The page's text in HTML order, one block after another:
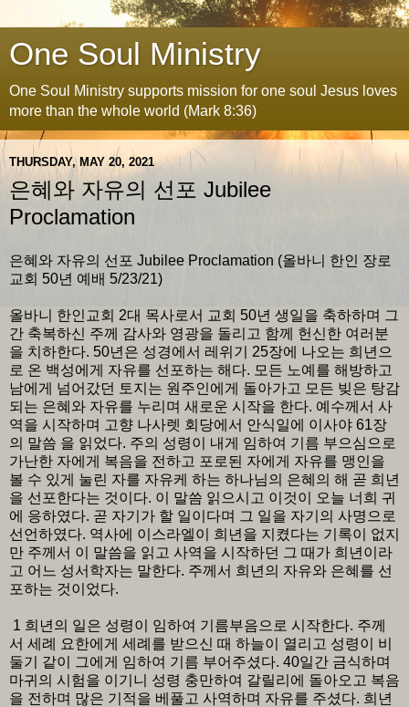
One Soul Ministry
One Soul Ministry supports mission for one soul Jesus loves
more than the whole world (Mark 8:36)
THURSDAY, MAY 20, 2021
은혜와 자유의 선포 Jubilee
Proclamation
은혜와 자유의 선포 Jubilee Proclamation (올바니 한인 장로
교회 50년 예배 5/23/21)
올바니 한인교회 2대 목사로서 교회 50년 생일을 축하하며 그
간 축복하신 주께 감사와 영광을 돌리고 함께 헌신한 여러분
을 치하한다. 50년은 성경에서 레위기 25장에 나오는 희년으
로 온 백성에게 자유를 선포하는 해다. 모든 노예를 해방하고
남에게 넘어갔던 토지는 원주인에게 돌아가고 모든 빚은 탕감
되는 은혜와 자유를 누리며 새로운 시작을 한다. 예수께서 사
역을 시작하며 고향 나사렛 회당에서 안식일에 이사야 61장
의 말씀 을 읽었다. 주의 성령이 내게 임하여 기름 부으심으로
가난한 자에게 복음을 전하고 포로된 자에게 자유를 맹인을
볼 수 있게 눌린 자를 자유케 하는 하나님의 은혜의 해 곧 희년
을 선포한다는 것이다. 이 말씀 읽으시고 이것이 오늘 너희 귀
에 응하였다. 곧 자기가 할 일이다며 그 일을 자기의 사명으로
선언하였다. 역사에 이스라엘이 희년을 지켰다는 기록이 없지
만 주께서 이 말씀을 읽고 사역을 시작하던 그 때가 희년이라
고 어느 성서학자는 말한다. 주께서 희년의 자유와 은혜를 선
포하는 것이었다.
1 희년의 일은 성령이 임하여 기름부음으로 시작한다. 주께
서 세례 요한에게 세례를 받으신 때 하늘이 열리고 성령이 비
둘기 같이 그에게 임하여 기름 부어주셨다. 40일간 금식하며
마귀의 시험을 이기니 성령 충만하여 갈릴리에 돌아오고 복음
을 전하며 많은 기적을 베풀고 사역하며 자유를 주셨다. 희년